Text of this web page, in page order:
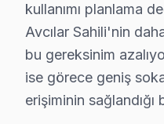
» Avcılar genelinde
Hisense Servisi
Avcılar Hisense TV
Avcılar Hisense LED
kullanımı planlama
Avcılar Sahili'nin
bu gereksinim
ise görece geniş
erişiminin sağlandığı